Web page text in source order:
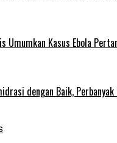
Umumkan Kasus Ebola
dengan Baik,